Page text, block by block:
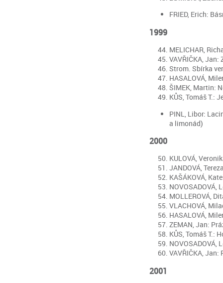
FRIED, Erich:
1999
MELICHAR,
VAVŘIČKA, Jan:
Strom. Sbírka
HASALOVÁ,
ŠIMEK, Martin:
KŮS, Tomáš T.:
PINL, Libor:
a limonád)
2000
KULOVÁ,
JANDOVÁ,
KAŠÁKOVÁ,
NOVOSADOVÁ,
MOLLEROVÁ,
VLACHOVÁ,
HASALOVÁ,
ZEMAN, Jan:
KŮS, Tomáš T.:
NOVOSADOVÁ,
VAVŘIČKA,
2001